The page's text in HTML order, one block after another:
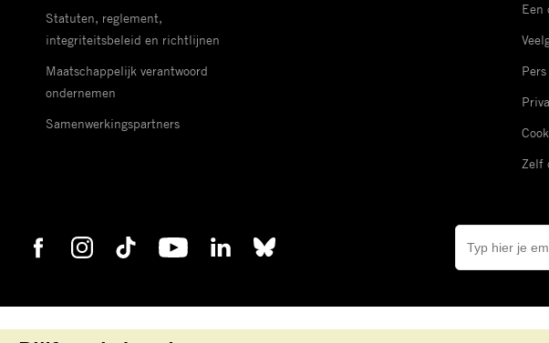
Statuten, reglement,
integriteitsbeleid en richtlijnen
Maatschappelijk verantwoord
ondernemen
Samenwerkingspartners
Een
Pers
Zelf
mail